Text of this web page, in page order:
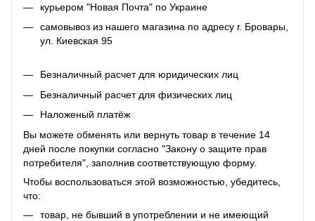
курьером "Новая Почта" по Украине
самовывоз из нашего магазина по адресу г. Бровары,
ул. Киевская 95
Безналичный расчет для юридических лиц
Безналичный расчет для физических лиц
Наложеный платёж
Вы можете обменять или вернуть товар в течение 14
дней после покупки согласно "Закону о защите прав
потребителя", заполнив соответствующую форму.
Чтобы воспользоваться этой возможностью, убедитесь,
что:
товар, не бывший в употреблении и не имеющий